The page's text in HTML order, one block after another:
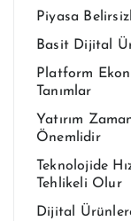
Piyasa
Basit Dijital
Platform
Tanımlar
Yatırım
Önemlidir
Teknolojide
Tehlikeli Olur
Dijital